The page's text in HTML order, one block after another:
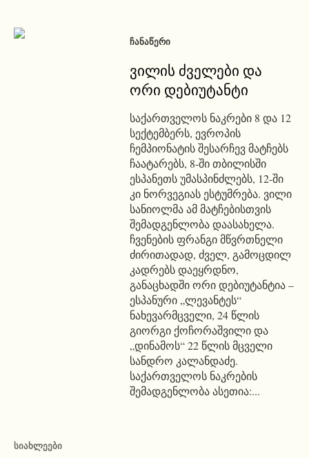
ᲩᲐᲜᲐᲬᲔᲠᲘ
ვილის ძველები და
ორი დებიუტანტი
საქართველოს ნაკრები 8 და 12
სექტემბერს, ევროპის
ჩემპიონატის შესარჩევ მატჩებს
ჩაატარებს, 8-ში თბილისში
ესპანეთს უმასპინძლებს, 12-ში
კი ნორვეგიას ესტუმრება. ვილი
სანიოლმა ამ მატჩებისთვის
შემადგენლობა დაასახელა.
ჩვენების ფრანგი მწვრთნელი
ძირითადად, ძველ, გამოცდილ
კადრებს დაეყრდნო,
განაცხადში ორი დებიუტანტია –
ესპანური „ლევანტეს“
ნახევარმცველი, 24 წლის
გიორგი ქოჩორაშვილი და
„დინამოს“ 22 წლის მცველი
სანდრო კალანდაძე.
საქართველოს ნაკრების
შემადგენლობა ასეთია:...
ᲡᲘᲐᲮᲚᲔᲔᲑᲘ